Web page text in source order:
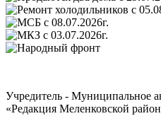
Учредитель - Муниципальное
«Редакция Меленковской